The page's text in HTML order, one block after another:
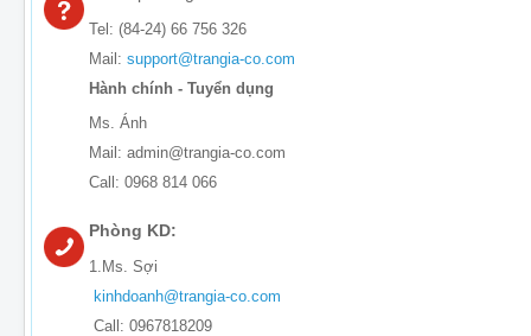
Tel: (84-24) 66 756 326
Mail: support@trangia-co.com
Hành chính - Tuyển dụng
Ms. Ánh
Mail: admin@trangia-co.com
Call: 0968 814 066
Phòng KD:
1.Ms. Sợi
kinhdoanh@trangia-co.com
Call: 0967818209